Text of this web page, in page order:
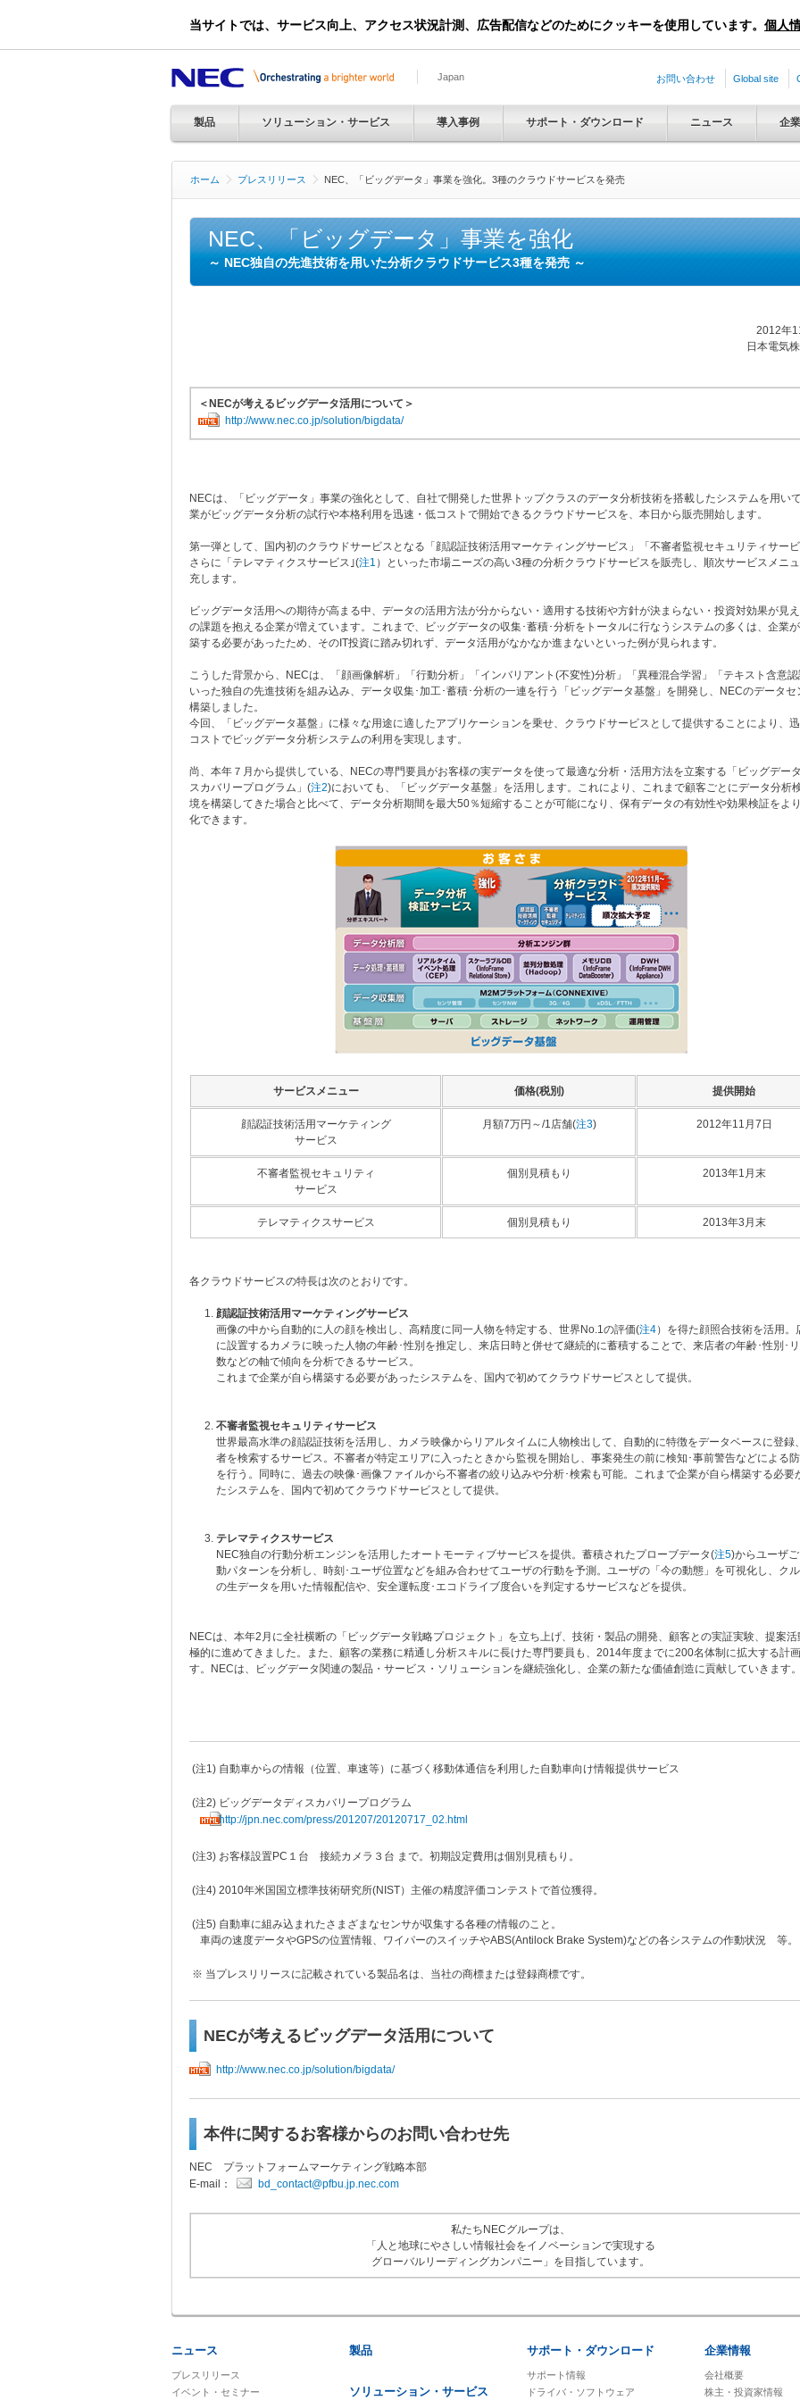
当サイトでは、サービス向上、アクセス状況計測、広告配信などのためにクッキーを使用しています。 個人
Japan お問い合わせ Global site
製品 ソリューション・サービス 導入事例 サポート・ダウンロード ニュース 企
ホーム プレスリリース NEC、「ビッグデータ」事業を強化。3種のクラウドサービスを発売
NEC、「ビッグデータ」事業を強化
～ NEC独自の先進技術を用いた分析クラウドサービス3種を発売 ～
2012年
日本電気
＜NECが考えるビッグデータ活用について＞
http://www.nec.co.jp/solution/bigdata/
NECは、「ビッグデータ」事業の強化として、自社で開発した世界トップクラスのデータ分析技術を搭載したシステムを用い
業がビッグデータ分析の試行や本格利用を迅速・低コストで開始できるクラウドサービスを、本日から販売開始します。
第一弾として、国内初のクラウドサービスとなる「顔認証技術活用マーケティングサービス」「不審者監視セキュリティサー
さらに「テレマティクスサービス｣(注1 ）といった市場ニーズの高い3種の分析クラウドサービスを販売し、順次サービスメニ
充します。
ビッグデータ活用への期待が高まる中、データの活用方法が分からない・適用する技術や方針が決まらない・投資対効果が見
の課題を抱える企業が増えています。これまで、ビッグデータの収集･蓄積･分析をトータルに行なうシステムの多くは、企業
築する必要があったため、そのIT投資に踏み切れず、データ活用がなかなか進まないといった例が見られます。
こうした背景から、NECは、「顔画像解析」「行動分析」「インバリアント(不変性)分析」「異種混合学習」「テキスト含意
いった独自の先進技術を組み込み、データ収集･加工･蓄積･分析の一連を行う「ビッグデータ基盤」を開発し、NECのデータセ
構築しました。
今回、「ビッグデータ基盤」に様々な用途に適したアプリケーションを乗せ、クラウドサービスとして提供することにより、
コストでビッグデータ分析システムの利用を実現します。
尚、本年７月から提供している、NECの専門要員がお客様の実データを使って最適な分析・活用方法を立案する「ビッグデー
スカバリープログラム」(注2)においても、「ビッグデータ基盤」を活用します。これにより、これまで顧客ごとにデータ分析
境を構築してきた場合と比べて、データ分析期間を最大50％短縮することが可能になり、保有データの有効性や効果検証をよ
化できます。
サービスメニュー 価格(税別) 提供開始
顔認証技術活用マーケティング
サービス
月額7万円～/1店舗(注3) 2012年11月7日
不審者監視セキュリティ
サービス
個別見積もり 2013年1月末
テレマティクスサービス 個別見積もり 2013年3月末
各クラウドサービスの特長は次のとおりです。
顔認証技術活用マーケティングサービス
画像の中から自動的に人の顔を検出し、高精度に同一人物を特定する、世界No.1の評価(注4）を得た顔照合技術を活用。
に設置するカメラに映った人物の年齢･性別を推定し、来店日時と併せて継続的に蓄積することで、来店者の年齢･性別･
数などの軸で傾向を分析できるサービス。
これまで企業が自ら構築する必要があったシステムを、国内で初めてクラウドサービスとして提供。
不審者監視セキュリティサービス
世界最高水準の顔認証技術を活用し、カメラ映像からリアルタイムに人物検出して、自動的に特徴をデータベースに登録
者を検索するサービス。不審者が特定エリアに入ったときから監視を開始し、事案発生の前に検知･事前警告などによる
を行う。同時に、過去の映像･画像ファイルから不審者の絞り込みや分析･検索も可能。これまで企業が自ら構築する必要
たシステムを、国内で初めてクラウドサービスとして提供。
テレマティクスサービス
NEC独自の行動分析エンジンを活用したオートモーティブサービスを提供。蓄積されたプローブデータ(注5)からユーザ
動パターンを分析し、時刻･ユーザ位置などを組み合わせてユーザの行動を予測。ユーザの「今の動態」を可視化し、ク
の生データを用いた情報配信や、安全運転度･エコドライブ度合いを判定するサービスなどを提供。
NECは、本年2月に全社横断の「ビッグデータ戦略プロジェクト」を立ち上げ、技術・製品の開発、顧客との実証実験、提案活
極的に進めてきました。また、顧客の業務に精通し分析スキルに長けた専門要員も、2014年度までに200名体制に拡大する計
す。NECは、ビッグデータ関連の製品・サービス・ソリューションを継続強化し、企業の新たな価値創造に貢献していきます
(注1) 自動車からの情報（位置、車速等）に基づく移動体通信を利用した自動車向け情報提供サービス
(注2) ビッグデータディスカバリープログラム
http://jpn.nec.com/press/201207/20120717_02.html
(注3) お客様設置PC１台 接続カメラ３台 まで。初期設定費用は個別見積もり。
(注4) 2010年米国国立標準技術研究所(NIST）主催の精度評価コンテストで首位獲得。
(注5) 自動車に組み込まれたさまざまなセンサが収集する各種の情報のこと。
車両の速度データやGPSの位置情報、ワイパーのスイッチやABS(Antilock Brake System)などの各システムの作動状況 等。
※ 当プレスリリースに記載されている製品名は、当社の商標または登録商標です。
NECが考えるビッグデータ活用について
http://www.nec.co.jp/solution/bigdata/
本件に関するお客様からのお問い合わせ先
NEC プラットフォームマーケティング戦略本部
E-mail：
bd_contact@pfbu.jp.nec.com
私たちNECグループは、
「人と地球にやさしい情報社会をイノベーションで実現する
グローバルリーディングカンパニー」を目指しています。
ニュース
プレスリリース
イベント・セミナー
製品
ソリューション・サービス
サポート・ダウンロード
サポート情報
ドライバ・ソフトウェア
企業情報
会社概要
株主・投資家情報